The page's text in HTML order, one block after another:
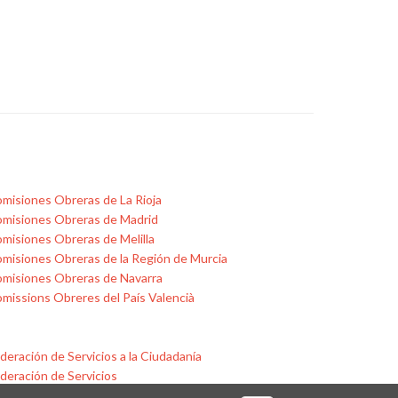
Obreras de La Rioja
Obreras de Madrid
Obreras de Melilla
Obreras de la Región de Murcia
Obreras de Navarra
Obreres del País Valencià
de Servicios a la Ciudadanía
de Servicios